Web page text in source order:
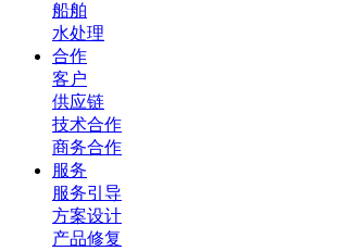
船舶
水处理
合作
客户
供应链
技术合作
商务合作
服务
服务引导
方案设计
产品修复